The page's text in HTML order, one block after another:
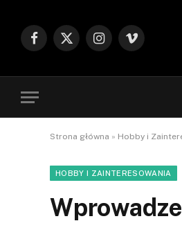
Facebook
X
Instagram
Vimeo
Strona główna » Hobby i
HOBBY I ZAINTERESOWANIA